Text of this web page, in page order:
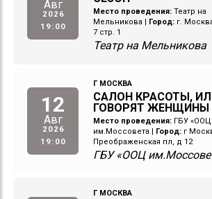
Авг
2026
19:00
Место проведения: Театр на
Мельникова
Город: г.
7 стр. 1
Театр на Мельникова
12
Авг
2026
19:00
Г МОСКВА
САЛОН КРАСОТЫ,
ГОВОРЯТ ЖЕНЩИНЫ
Место проведения: ГБУ «ООЦ
им.Моссовета
Город: г
Преображенская пл, д 12
ГБУ «ООЦ
Г МОСКВА